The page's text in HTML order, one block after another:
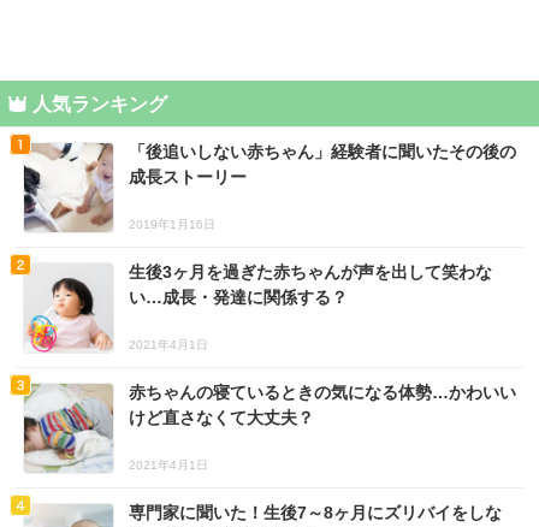
人気ランキング
「後追いしない赤ちゃん」経験者に聞いたその後の
成長ストーリー
2019年1月16日
生後3ヶ月を過ぎた赤ちゃんが声を出して笑わな
い…成長・発達に関係する？
2021年4月1日
赤ちゃんの寝ているときの気になる体勢…かわいい
けど直さなくて大丈夫？
2021年4月1日
専門家に聞いた！生後7～8ヶ月にズリバイをしな